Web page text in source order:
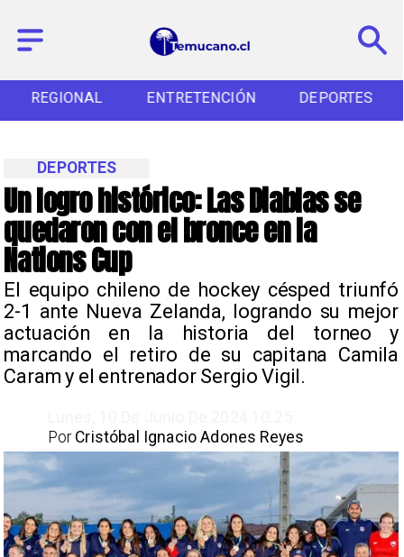
REGIONAL ENTRETENCIÓN DEPORTES
Un logro histórico: Las Diablas se
quedaron con el bronce en la
Nations Cup
​El equipo chileno de hockey césped triunfó
2-1 ante Nueva Zelanda, logrando su mejor
actuación en la historia del torneo y
marcando el retiro de su capitana Camila
Caram y el entrenador Sergio Vigil.
DEPORTES
Cristóbal Ignacio Adones Reyes
Por